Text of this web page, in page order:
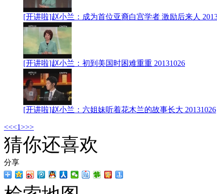
[开讲啦]赵小兰：成为首位亚裔白宫学者 激励后来人
[开讲啦]赵小兰：初到美国时困难重重 20131026
[开讲啦]赵小兰：六姐妹听着花木兰的故事长大 20131026
<<<1>>>
猜你还喜欢
分享